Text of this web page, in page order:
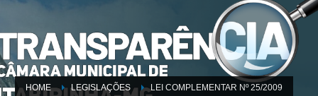
HOME LEGISLAÇÕES LEI COMPLEMENTAR Nº 25/2009